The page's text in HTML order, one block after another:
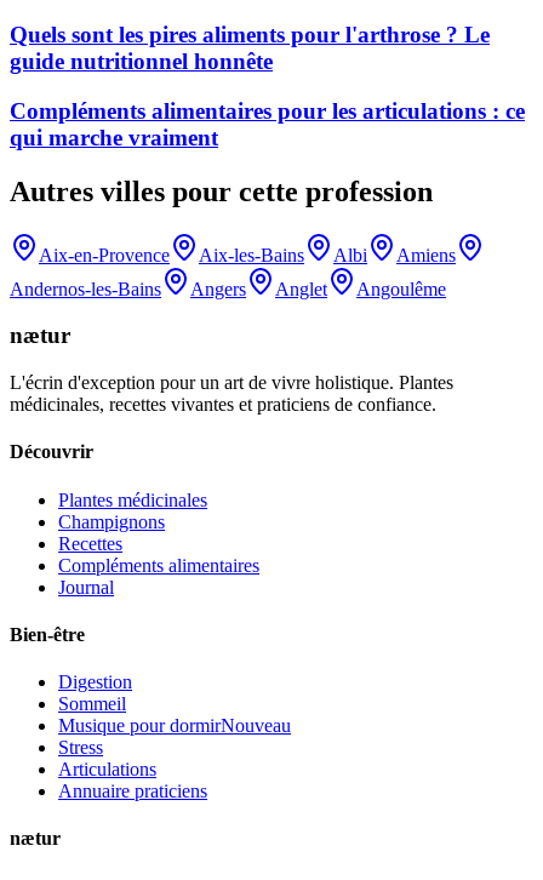
Quels sont les pires aliments pour l'arthrose ? Le
guide nutritionnel honnête
Compléments alimentaires pour les articulations : ce
qui marche vraiment
Autres villes pour cette profession
Aix-en-Provence Aix-les-Bains Albi
Amiens
Andernos-les-Bains
Angers Anglet Angoulême
nætur
L'écrin d'exception pour un art de vivre holistique. Plantes
médicinales, recettes vivantes et praticiens de confiance.
Découvrir
Plantes médicinales
Champignons
Recettes
Compléments alimentaires
Journal
Bien-être
Digestion
Sommeil
Musique pour dormirNouveau
Stress
Articulations
Annuaire praticiens
nætur